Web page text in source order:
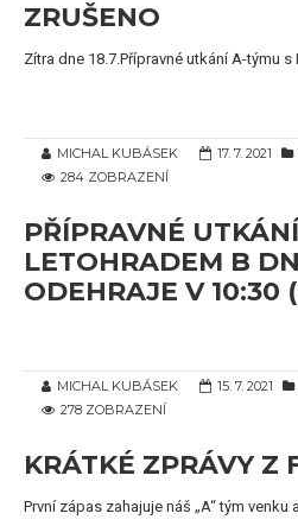
ZRUŠENO
Zítra dne 18.7.Přípravné utkání A-týmu s
MICHAL KUBÁSEK 17. 7. 2021
284 ZOBRAZENÍ
PŘÍPRAVNÉ
LETOHRADEM B
ODEHRAJE V 10:30
MICHAL KUBÁSEK 15. 7. 2021
278 ZOBRAZENÍ
KRÁTKÉ ZPRÁVY Z
První zápas zahajuje náš „A“ tým